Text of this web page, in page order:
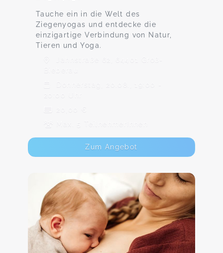
Tauche ein in die Welt des
Ziegenyogas und entdecke die
einzigartige Verbindung von Natur,
Tieren und Yoga.
Jahnstraße 62, 64401 Groß-
Donnerstag, 20.08., 19:00 -
20:00 Uhr
20,00 €
Max. 5 TeilnehmerInnen
Zum Angebot